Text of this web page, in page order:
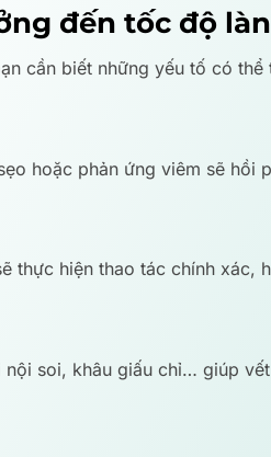
đến tốc độ
cần biết những yếu tố có
hoặc phản ứng viêm sẽ
thực hiện thao tác chính
nội soi, khâu giấu chỉ… giúp